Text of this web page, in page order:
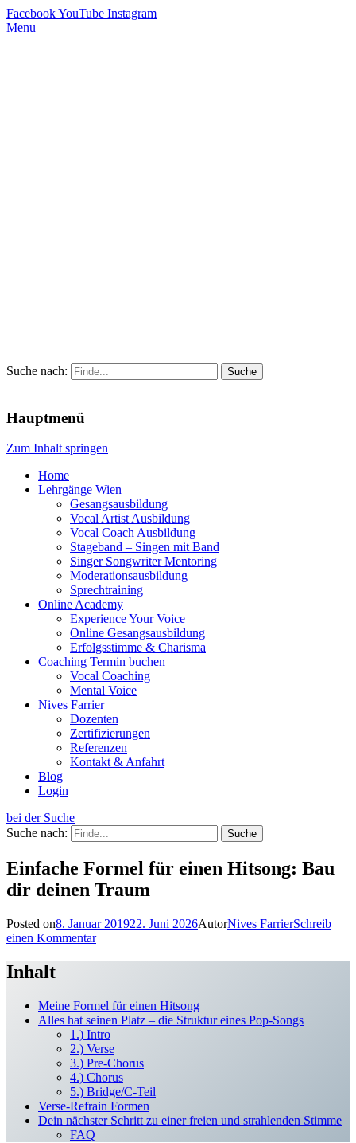
FacebookYouTube Instagram
Menu
Suche nach:
Hauptmenü
Zum Inhalt springen
Home
Lehrgänge Wien
Gesangsausbildung
Vocal Artist Ausbildung
Vocal Coach Ausbildung
Stageband – Singen mit Band
Singer Songwriter Mentoring
Moderationsausbildung
Sprechtraining
Online Academy
Experience Your Voice
Online Gesangsausbildung
Erfolgsstimme & Charisma
Coaching Termin buchen
Vocal Coaching
Mental Voice
Nives Farrier
Dozenten
Zertifizierungen
Referenzen
Kontakt & Anfahrt
Blog
Login
bei der Suche
Suche nach:
Einfache Formel für einen Hitsong: Bau
dir deinen Traum
Posted on8. Januar 201922. Juni 2026AutorNives FarrierSchreib
einen Kommentar
Inhalt
Meine Formel für einen Hitsong
Alles hat seinen Platz – die Struktur eines Pop-Songs
1.) Intro
2.) Verse
3.) Pre-Chorus
4.) Chorus
5.) Bridge/C-Teil
Verse-Refrain Formen
Dein nächster Schritt zu einer freien und strahlenden Stimme
FAQ